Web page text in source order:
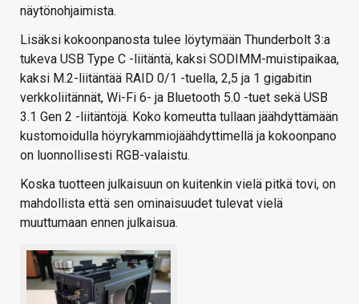
näytönohjaimista.
Lisäksi kokoonpanosta tulee löytymään Thunderbolt 3:a
tukeva USB Type C -liitäntä, kaksi SODIMM-muistipaikaa,
kaksi M.2-liitäntää RAID 0/1 -tuella, 2,5 ja 1 gigabitin
verkkoliitännät, Wi-Fi 6- ja Bluetooth 5.0 -tuet sekä USB
3.1 Gen 2 -liitäntöjä. Koko komeutta tullaan jäähdyttämään
kustomoidulla höyrykammiojäähdyttimellä ja kokoonpano
on luonnollisesti RGB-valaistu.
Koska tuotteen julkaisuun on kuitenkin vielä pitkä tovi, on
mahdollista että sen ominaisuudet tulevat vielä
muuttumaan ennen julkaisua.